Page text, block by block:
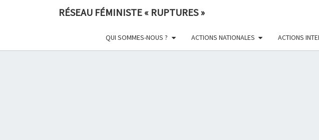
RÉSEAU FÉMINISTE « RUPTURES »
QUI SOMMES-NOUS ? ACTIONS NATIONALES ACTIONS